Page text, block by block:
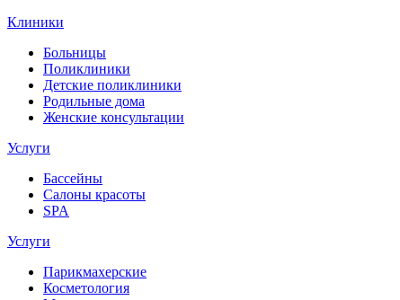
Клиники
Больницы
Поликлиники
Детские поликлиники
Родильные дома
Женские консультации
Услуги
Бассейны
Салоны красоты
SPA
Услуги
Парикмахерские
Косметология